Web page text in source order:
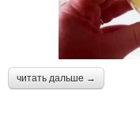
читать дальше →